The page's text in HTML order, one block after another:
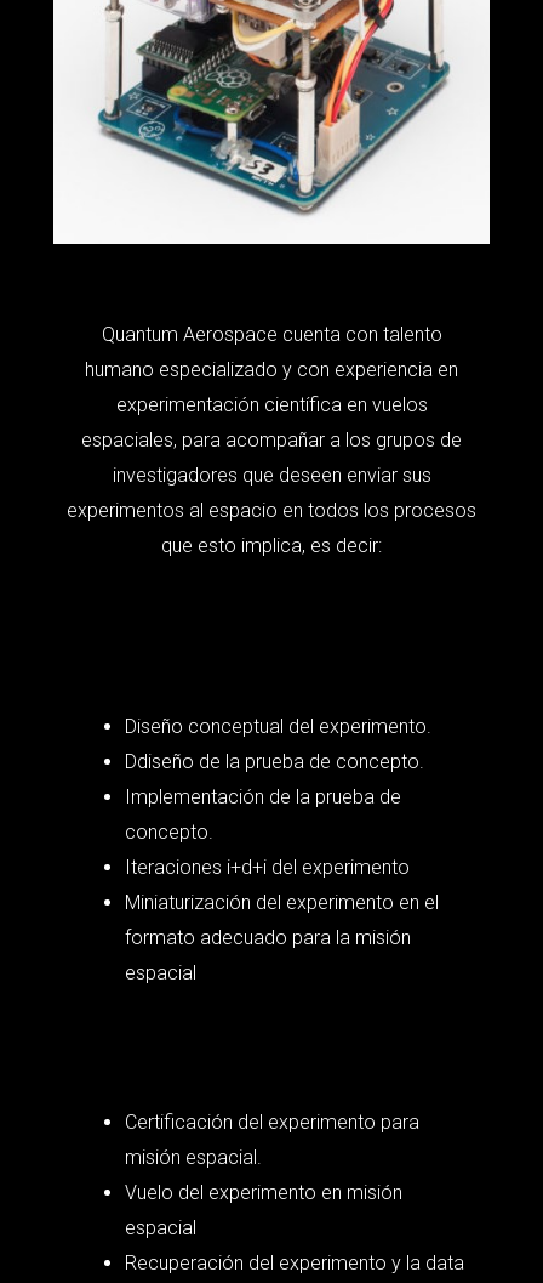
Quantum Aerospace cuenta con talento
humano especializado y con experiencia en
experimentación científica en vuelos
espaciales, para acompañar a los grupos de
investigadores que deseen enviar sus
experimentos al espacio en todos los procesos
que esto implica, es decir:
Diseño conceptual del experimento.
Ddiseño de la prueba de concepto.
Implementación de la prueba de
concepto.
Iteraciones i+d+i del experimento
Miniaturización del experimento en el
formato adecuado para la misión
espacial
Certificación del experimento para
misión espacial.
Vuelo del experimento en misión
espacial
Recuperación del experimento y la data